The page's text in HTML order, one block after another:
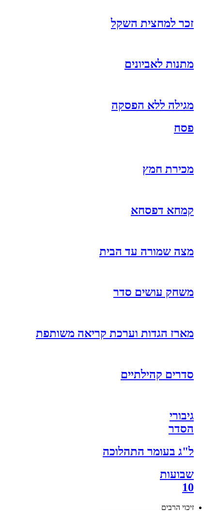
זכר למחצית השקל
מתנות לאביונים
מגילה ללא הפסקה
פסח
מכירת חמץ
קמחא דפסחא
מצה שמורה עד הבית
משחק עושים סדר
מארז הגדות וערכת קריאה משותפת
סדרים קהילתיים
גיבורי
הסדר
ל"ג בעומר התהלוכה
שבועות
10
זיכוי הרבים